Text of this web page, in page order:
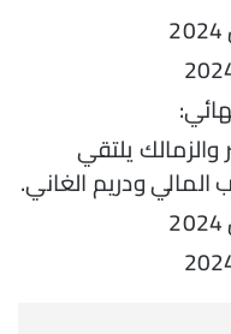
والزمالك يلتقي
المالي ودريم الغاني.